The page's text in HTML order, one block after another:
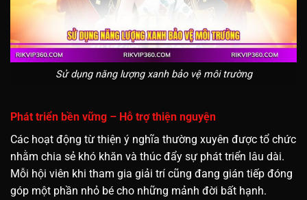
Sử dụng năng lượng xanh bảo vệ môi trường
Phát triển bền vững – Hỗ trợ thiện nguyện
Các hoạt động từ thiện ý nghĩa thường xuyên được tổ chức
nhằm chia sẻ khó khăn và thúc đẩy sự phát triển lâu dài.
Mỗi hội viên khi tham gia giải trí cũng đang gián tiếp đóng
góp một phần nhỏ bé cho những mảnh đời bất hạnh.